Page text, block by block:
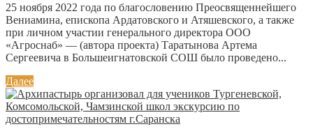
25 ноября 2022 года по благословению Преосвященнейшего
Вениамина, епископа Ардатовского и Атяшевского, а также
при личном участии генерального директора ООО
«Агроснаб» — (автора проекта) Таратынова Артема
Сергеевича в Большеигнатовской СОШ было проведено...
Далее